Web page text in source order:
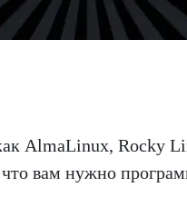
AlmaLinux, Rocky
вам нужно